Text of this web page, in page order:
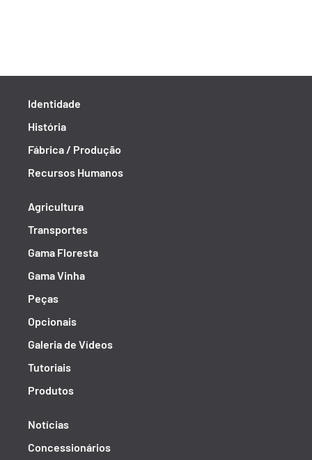
Identidade
História
Fábrica / Produção
Recursos Humanos
Agricultura
Transportes
Gama Floresta
Gama Vinha
Peças
Opcionais
Galeria de Vídeos
Tutoriais
Produtos
Notícias
Concessionários